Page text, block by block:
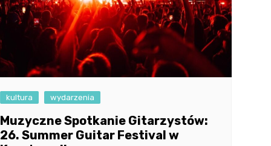
kultura wydarzenia
Muzyczne Spotkanie Gitarzystów:
26. Summer Guitar Festival w